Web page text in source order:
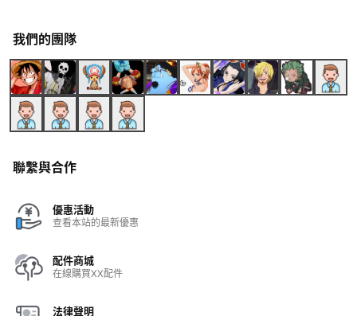
我們的團隊
聯繫與合作
優惠活動
查看本站的最新優惠
配件商城
在線購買XX配件
法律聲明